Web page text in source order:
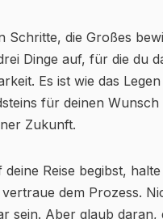
Schritte, die Großes
Dinge auf, für die du
Es ist wie das Legen
für deinen Wunsch
Zukunft.
Reise begibst,
dem Prozess.
sein. Aber glaub daran,